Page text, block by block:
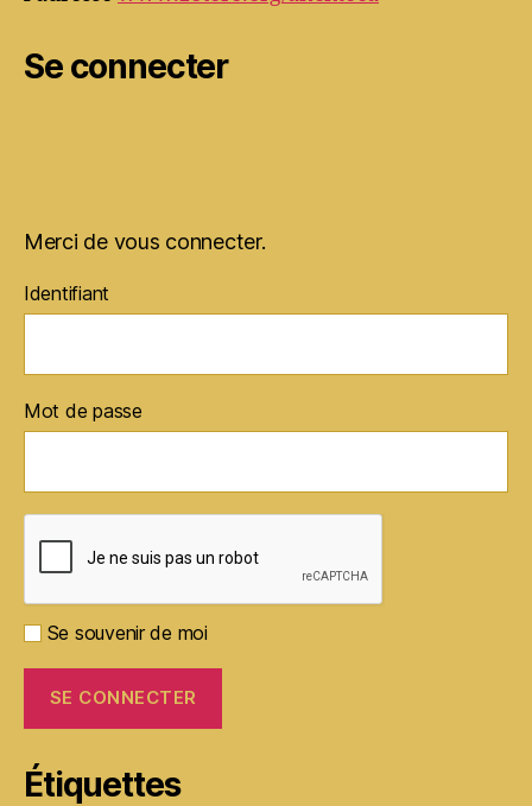
Se connecter
Merci de vous connecter.
Identifiant
Mot de passe
Se souvenir de moi
Étiquettes